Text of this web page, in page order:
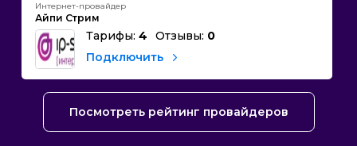
Интернет-провайдер
Айпи Стрим
Тарифы: 4 Отзывы: 0
Подключить
Посмотреть рейтинг провайдеров